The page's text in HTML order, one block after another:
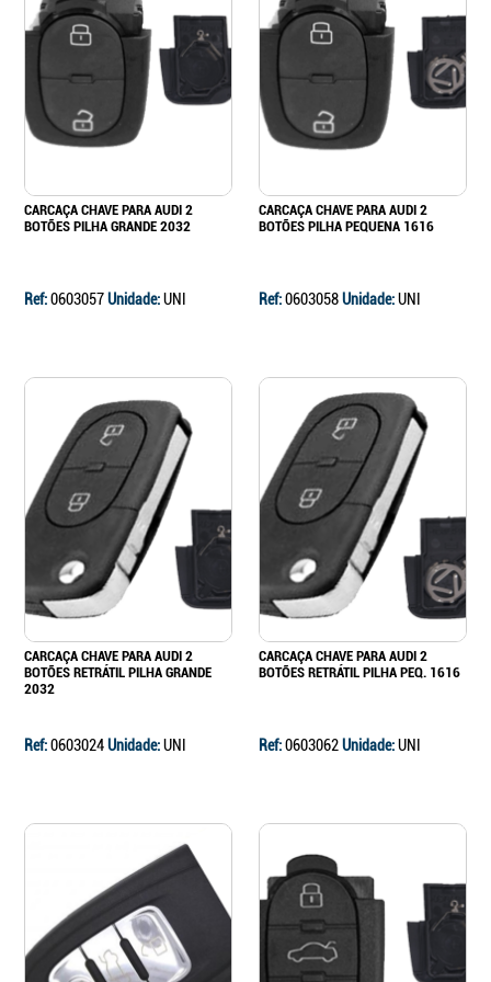
CARCAÇA CHAVE PARA AUDI 2
BOTÕES PILHA GRANDE 2032
Ref:0603057Unidade:UNI
CARCAÇA CHAVE PARA AUDI 2
BOTÕES PILHA PEQUENA 1616
Ref:0603058Unidade:UNI
CARCAÇA CHAVE PARA AUDI 2
BOTÕES RETRÁTIL PILHA GRANDE
2032
Ref:0603024Unidade:UNI
CARCAÇA CHAVE PARA AUDI 2
BOTÕES RETRÁTIL PILHA PEQ. 1616
Ref:0603062Unidade:UNI